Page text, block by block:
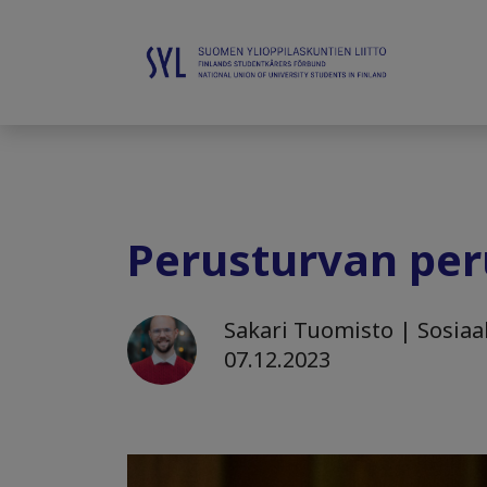
Perusturvan
Sakari Tuomisto |
07.12.2023